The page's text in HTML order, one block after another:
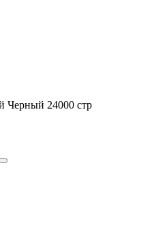
Черный 24000 стр